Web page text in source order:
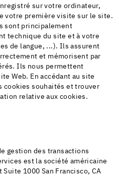
sur votre ordinateur,
votre première visite sur le site.
sont principalement
technique du site et à votre
de langue, ...). Ils assurent
et mémorisent par
Ils nous permettent
Web. En accédant au site
cookies souhaités et trouver
relative aux cookies.
gestion des transactions
est la société américaine
Suite 1000 San Francisco, CA